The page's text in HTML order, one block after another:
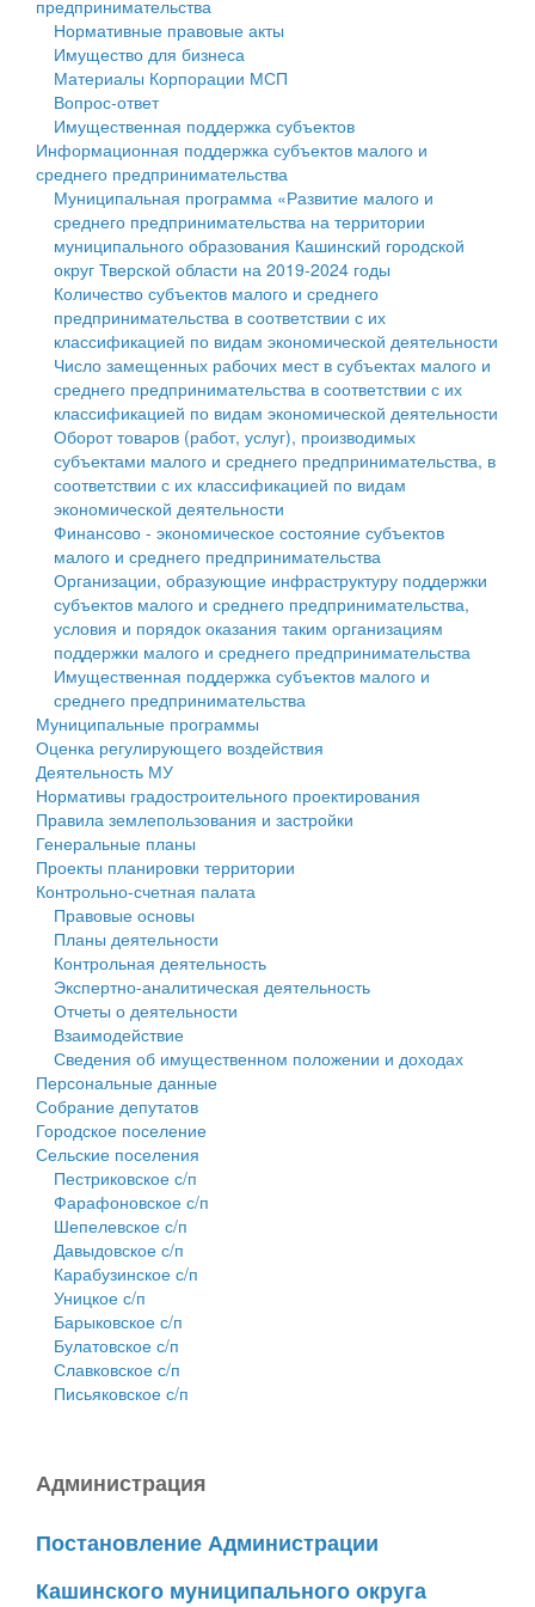
Государственные услуги
Промышленность и АПК
Экономика и бизнес
...
Символика
Устав
Гостям округа
Туризм
Культура
Образование
Здравоохранение
Социальная защита
Фотоальбом
муниципального округа Тверской области
Администрация Кашинского муниципального округа
Тверской области
Управление сельскими территориями
Открытые данные
Работа с обращениями граждан
Муниципальный контроль
Муниципальные услуги
Проекты административных регламентов
Антимонопольный комплаенс
Противодействие коррупции
Финансовое управление
Бюджет для граждан
Имущество
Выявление правообладателей ранее учтенных
объектов недвижимости
Имущественная поддержка субъектов малого и
среднего предпринимательства
Информационная поддержка субъектов малого и
среднего предпринимательства
Муниципальные программы
Контрольно-счетная палата
Персональные данные
Оценка регулирующего воздействия
Деятельность МУ
Нормативы градостроительного проектирования
Правила землепользования и застройки
Генеральные планы
Проекты планировки территории
Собрание депутатов
Городское поселение
Сельские поселения
предпринимательства
Нормативные правовые акты
Имущество для бизнеса
Материалы Корпорации МСП
Вопрос-ответ
Имущественная поддержка субъектов
Информационная поддержка субъектов малого и
среднего предпринимательства
Муниципальная программа «Развитие малого и
среднего предпринимательства на территории
муниципального образования Кашинский городской
округ Тверской области на 2019-2024 годы
Количество субъектов малого и среднего
предпринимательства в соответствии с их
классификацией по видам экономической деятельности
Число замещенных рабочих мест в субъектах малого и
среднего предпринимательства в соответствии с их
классификацией по видам экономической деятельности
Оборот товаров (работ, услуг), производимых
субъектами малого и среднего предпринимательства, в
соответствии с их классификацией по видам
экономической деятельности
Финансово - экономическое состояние субъектов
малого и среднего предпринимательства
Организации, образующие инфраструктуру поддержки
субъектов малого и среднего предпринимательства,
условия и порядок оказания таким организациям
поддержки малого и среднего предпринимательства
Имущественная поддержка субъектов малого и
среднего предпринимательства
Муниципальные программы
Оценка регулирующего воздействия
Деятельность МУ
Нормативы градостроительного проектирования
Правила землепользования и застройки
Генеральные планы
Проекты планировки территории
Контрольно-счетная палата
Правовые основы
Планы деятельности
Контрольная деятельность
Экспертно-аналитическая деятельность
Отчеты о деятельности
Взаимодействие
Сведения об имущественном положении и доходах
Персональные данные
Собрание депутатов
Городское поселение
Сельские поселения
Пестриковское с/п
Фарафоновское с/п
Шепелевское с/п
Давыдовское с/п
Карабузинское с/п
Уницкое с/п
Барыковское с/п
Булатовское с/п
Славковское с/п
Письяковское с/п
Администрация
Постановление Администрации
Кашинского муниципального округа